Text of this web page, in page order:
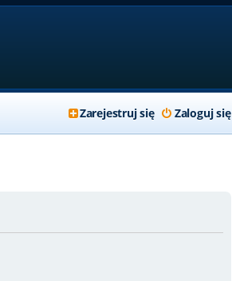
Zaloguj się
Zarejestruj się